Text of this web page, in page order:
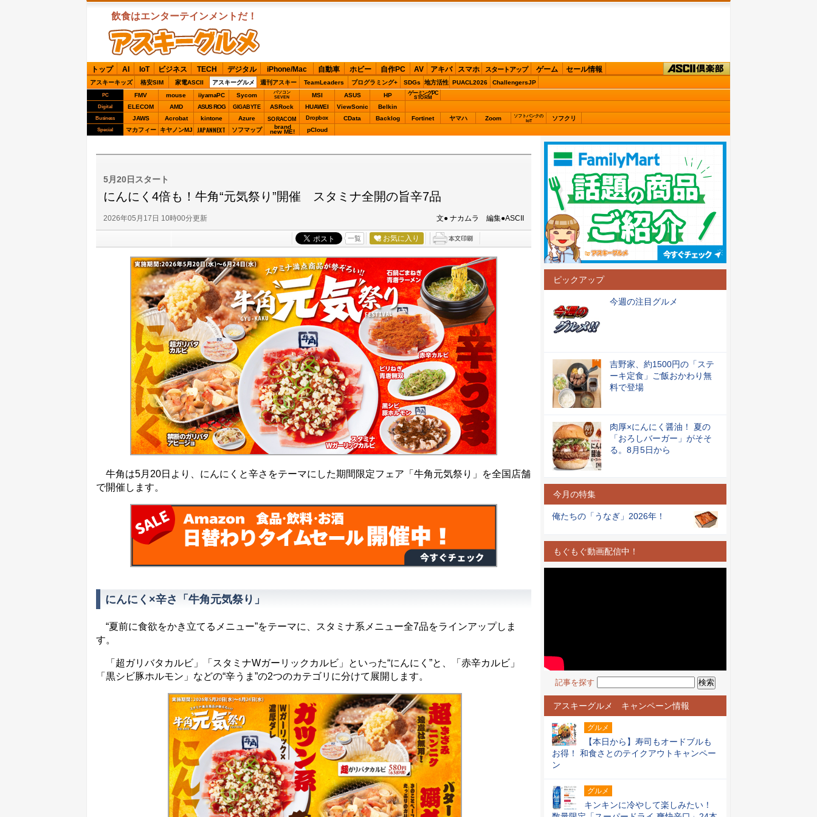
飲食はエンターテインメントだ！
ASCIIグルメ
トップ AI IoT ビジネス TECH デジタル iPhone/Mac 自動車 ホビー 自作PC AV アキバ スマホ スタートアップ ゲーム セール情報
アスキーキッズ 格安SIM 家電ASCII アスキーグルメ 週刊アスキー TeamLeaders プログラミング+ SDGs 地方活性 PUACL2026 ChallengersJP
PC FMV mouse iiyamaPC Sycom
パソコン
SEVEN
MSI ASUS HP ゲーミングPC
STORM
Digital ELECOM AMD ASUS ROG GIGABYTE ASRock HUAWEI ViewSonic Belkin
Business JAWS Acrobat kintone Azure SORACOM Dropbox CData Backlog Fortinet ヤマハ Zoom
ソフトバンクの
IoT
ソフクリ
Special マカフィー キヤノンMJ JAPANNEXT ソフマップ brand
new ME! pCloud
5月20日スタート
にんにく4倍も！牛角“元気祭り”開催 スタミナ全開の旨辛7品
2026年05月17日 10時00分更新 文● ナカムラ 編集●ASCII
一覧 お気に入り
牛角は5月20日より、にんにくと辛さをテーマにした期間限定フェア「牛角元気祭り」を全国店舗
で開催します。
にんにく×辛さ「牛角元気祭り」
“夏前に食欲をかき立てるメニュー”をテーマに、スタミナ系メニュー全7品をラインアップしま
す。
「超ガリバタカルビ」「スタミナWガーリックカルビ」といった“にんにく”と、「赤辛カルビ」
「黒シビ豚ホルモン」などの“辛うま”の2つのカテゴリに分けて展開します。
ピックアップ
今週の注目グルメ
吉野家、約1500円の「ステ
ーキ定食」ご飯おかわり無
料で登場
肉厚×にんにく醤油！ 夏の
「おろしバーガー」がそそ
る。8月5日から
今月の特集
俺たちの「うなぎ」2026年！
もぐもぐ動画配信中！
記事を探す
アスキーグルメ キャンペーン情報
グルメ
【本日から】寿司もオードブルも
お得！ 和食さとのテイクアウトキャンペー
ン
グルメ
キンキンに冷やして楽しみたい！